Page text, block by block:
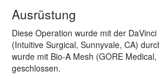
Ausrüstung
Diese Operation wurde mit der
(Intuitive Surgical, Sunnyvale, CA)
wurde mit Bio-A Mesh (GORE
geschlossen.